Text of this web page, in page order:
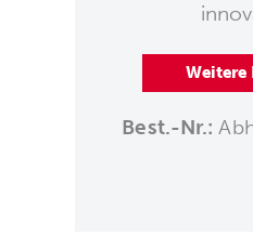
Best.-Nr.: